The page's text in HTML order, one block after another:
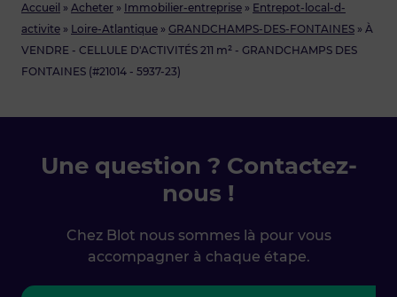
Accueil » Acheter » Immobilier-entreprise » Entrepot-local-d-
activite » Loire-Atlantique » GRANDCHAMPS-DES-FONTAINES » À
VENDRE - CELLULE D'ACTIVITÉS 211 m² - GRANDCHAMPS DES
FONTAINES (#21014 - 5937-23)
Une question ? Contactez-
nous !
Chez Blot nous sommes là pour vous
accompagner à chaque étape.